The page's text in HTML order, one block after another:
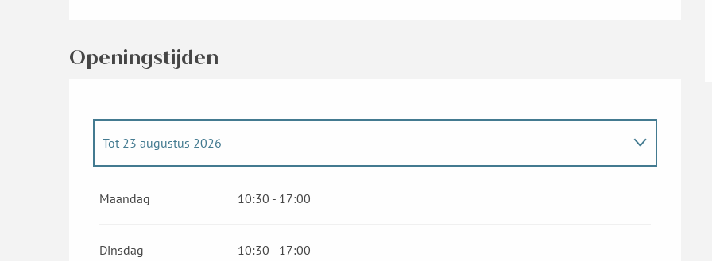
Openingstijden
Tot 23 augustus 2026
Maandag 10:30 - 17:00
Dinsdag 10:30 - 17:00